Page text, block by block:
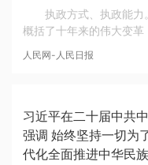
执政方式、执政能
概括了十年来的伟大变
党在革命性锻造中更加坚
人民网-人民日报
习近平在二十届中共
强调 始终坚持一切为
代化全面推进中华民